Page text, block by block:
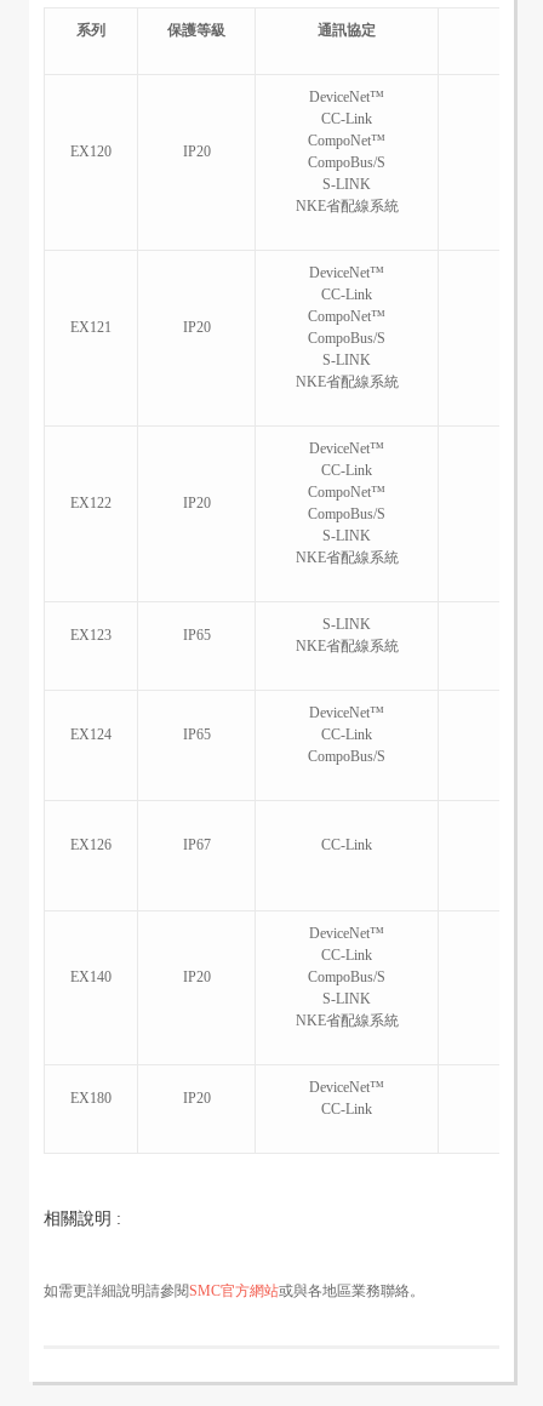
系列 保護等級 通訊協定
EX120 IP20
DeviceNet™
CC-Link
CompoNet™
CompoBus/S
S-LINK
NKE省配線系統
EX121 IP20
DeviceNet™
CC-Link
CompoNet™
CompoBus/S
S-LINK
NKE省配線系統
EX122 IP20
DeviceNet™
CC-Link
CompoNet™
CompoBus/S
S-LINK
NKE省配線系統
EX123 IP65
S-LINK
NKE省配線系統
EX124 IP65
DeviceNet™
CC-Link
CompoBus/S
EX126 IP67 CC-Link
EX140 IP20
DeviceNet™
CC-Link
CompoBus/S
S-LINK
NKE省配線系統
EX180 IP20
DeviceNet™
CC-Link
相關說明 :
如需更詳細說明請參閱SMC官方網站或與各地區業務聯絡。